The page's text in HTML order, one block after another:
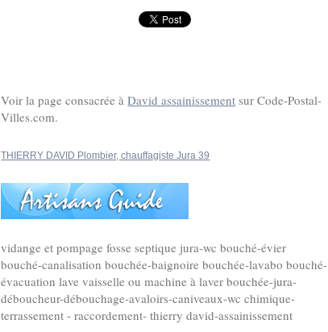
Voir la page consacrée àDavid assainissement sur Code-Postal-
Villes.com.
THIERRY DAVID Plombier, chauffagiste Jura 39
vidange et pompage fosse septique jura-wc bouché-évier
bouché-canalisation bouchée-baignoire bouchée-lavabo bouché-
évacuation lave vaisselle ou machine à laver bouchée-jura-
déboucheur-débouchage-avaloirs-caniveaux-wc chimique-
terrassement - raccordement- thierry david-assainissement